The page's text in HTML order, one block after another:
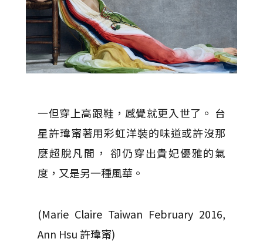
一但穿上高跟鞋，感覺就更入世了。 台
星許瑋甯著用彩虹洋裝的味道或許沒那
麼超脫凡間， 卻仍穿出貴妃優雅的氣
度，又是另一種風華。
(Marie Claire Taiwan February 2016,
Ann Hsu 許瑋甯)